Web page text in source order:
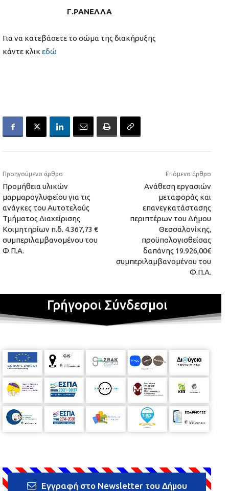
Γ.ΡΑΝΕΛΛΑ
Για να κατεβάσετε το σώμα της διακήρυξης
κάντε κλικ εδώ
Προηγούμενο άρθρο
Προμήθεια υλικών
μαρμαρογλυφείου για τις
ανάγκες του Αυτοτελούς
Τμήματος Διαχείρισης
Κοιμητηρίων π.δ. 4.367,73 €
συμπεριλαμβανομένου του
Φ.Π.Α.
Επόμενο άρθρο
Ανάθεση εργασιών
μεταφοράς και
επανεγκατάστασης
περιπτέρων του Δήμου
Θεσσαλονίκης,
προϋπολογισθείσας
δαπάνης 19.926,00€
συμπεριλαμβανομένου του
Φ.Π.Α.
Γρήγοροι Σύνδεσμοι
Εγγραφή στο Newsletter του Δήμου